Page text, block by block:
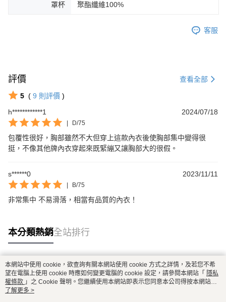
罩杯 聚酯纖維100%
客服
評價 查看全部
5 ( 9 則評價 )
h************1
2024/07/18
D/75
包覆性很好，胸部雖然不大但穿上這款內衣後使胸部集中變得很
挺，不像其他牌內衣穿起來既緊繃又讓胸部大的很假。
s******0 2023/11/11
B/75
非常集中 不易滑落，相當有品質的內衣！
本分類熱銷全站排行
熱門標籤
本網站中使用 cookie，欲查詢有關本網站使用 cookie 方式之詳情，及若您不希
望在電腦上使用 cookie 時應如何變更電腦的 cookie 設定，請參閱本網站「 隱私
權條款 」之 Cookie 聲明。您繼續使用本網站即表示您同意本公司得按本網站使
用條款之 Cookie 聲明使用 cookie。
了解更多 >